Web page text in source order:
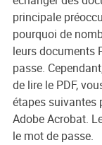
principale
pourquoi de
leurs documents
passe.
de lire le PDF,
étapes suivantes
Adobe Acrobat.
le mot de passe.